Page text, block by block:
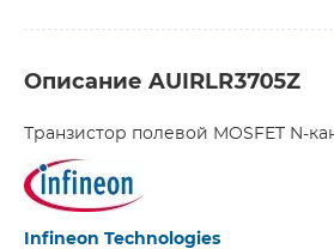
Описание AUIRLR3705Z
Транзистор полевой MOSFET N-
Infineon Technologies